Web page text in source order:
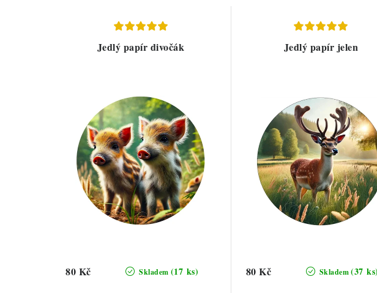
Jedlý papír divočák
Skladem (17 ks)
80 Kč
Jedlý papír jelen
Skladem(37 ks)
80 Kč